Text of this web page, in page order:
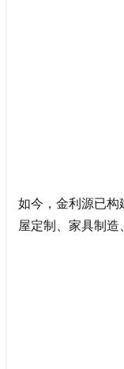
如今，金利源已构
屋定制、家具制